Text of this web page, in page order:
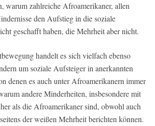
warum zahlreiche Afroamerikaner, allen
den Aufstieg in die soziale
geschafft haben, die Mehrheit aber nicht.
handelt es sich vielfach ebenso
um soziale Aufsteiger in anerkannten
denen es auch unter Afroamerikanern immer
andere Minderheiten, insbesondere mit
als die Afroamerikaner sind, obwohl auch
der weißen Mehrheit berichten können.